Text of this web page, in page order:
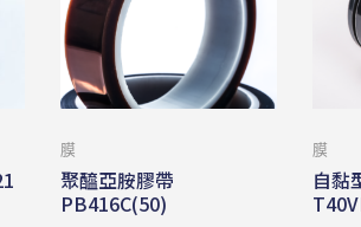
膜
聚醯亞胺膠帶
PB416C(50)
膜
自黏